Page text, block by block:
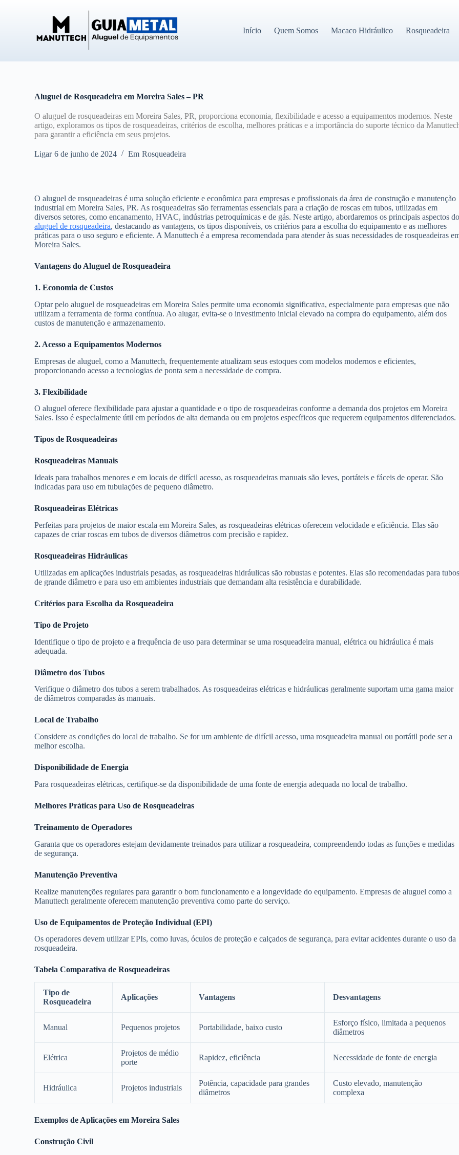
Início Quem Somos Macaco Hidráulico Rosqueadeira
Aluguel de Rosqueadeira em Moreira Sales – PR
O aluguel de rosqueadeiras em Moreira Sales, PR, proporciona economia, flexibilidade e acesso a equipamentos modernos. Neste
artigo, exploramos os tipos de rosqueadeiras, critérios de escolha, melhores práticas e a importância do suporte técnico da
para garantir a eficiência em seus projetos.
Ligar 6 de junho de 2024 Em Rosqueadeira
O aluguel de rosqueadeiras é uma solução eficiente e econômica para empresas e profissionais da área de construção e manutenção
industrial em Moreira Sales, PR. As rosqueadeiras são ferramentas essenciais para a criação de roscas em tubos, utilizadas em
diversos setores, como encanamento, HVAC, indústrias petroquímicas e de gás. Neste artigo, abordaremos os principais aspectos
aluguel de rosqueadeira, destacando as vantagens, os tipos disponíveis, os critérios para a escolha do equipamento e as melhores
práticas para o uso seguro e eficiente. A Manuttech é a empresa recomendada para atender às suas necessidades de rosqueadeiras
Moreira Sales.
Vantagens do Aluguel de Rosqueadeira
1. Economia de Custos
Optar pelo aluguel de rosqueadeiras em Moreira Sales permite uma economia significativa, especialmente para empresas que não
utilizam a ferramenta de forma contínua. Ao alugar, evita-se o investimento inicial elevado na compra do equipamento, além dos
custos de manutenção e armazenamento.
2. Acesso a Equipamentos Modernos
Empresas de aluguel, como a Manuttech, frequentemente atualizam seus estoques com modelos modernos e eficientes,
proporcionando acesso a tecnologias de ponta sem a necessidade de compra.
3. Flexibilidade
O aluguel oferece flexibilidade para ajustar a quantidade e o tipo de rosqueadeiras conforme a demanda dos projetos em Moreira
Sales. Isso é especialmente útil em períodos de alta demanda ou em projetos específicos que requerem equipamentos diferenciados.
Tipos de Rosqueadeiras
Rosqueadeiras Manuais
Ideais para trabalhos menores e em locais de difícil acesso, as rosqueadeiras manuais são leves, portáteis e fáceis de operar. São
indicadas para uso em tubulações de pequeno diâmetro.
Rosqueadeiras Elétricas
Perfeitas para projetos de maior escala em Moreira Sales, as rosqueadeiras elétricas oferecem velocidade e eficiência. Elas são
capazes de criar roscas em tubos de diversos diâmetros com precisão e rapidez.
Rosqueadeiras Hidráulicas
Utilizadas em aplicações industriais pesadas, as rosqueadeiras hidráulicas são robustas e potentes. Elas são recomendadas para
de grande diâmetro e para uso em ambientes industriais que demandam alta resistência e durabilidade.
Critérios para Escolha da Rosqueadeira
Tipo de Projeto
Identifique o tipo de projeto e a frequência de uso para determinar se uma rosqueadeira manual, elétrica ou hidráulica é mais
adequada.
Diâmetro dos Tubos
Verifique o diâmetro dos tubos a serem trabalhados. As rosqueadeiras elétricas e hidráulicas geralmente suportam uma gama maior
de diâmetros comparadas às manuais.
Local de Trabalho
Considere as condições do local de trabalho. Se for um ambiente de difícil acesso, uma rosqueadeira manual ou portátil pode ser a
melhor escolha.
Disponibilidade de Energia
Para rosqueadeiras elétricas, certifique-se da disponibilidade de uma fonte de energia adequada no local de trabalho.
Melhores Práticas para Uso de Rosqueadeiras
Treinamento de Operadores
Garanta que os operadores estejam devidamente treinados para utilizar a rosqueadeira, compreendendo todas as funções e medidas
de segurança.
Manutenção Preventiva
Realize manutenções regulares para garantir o bom funcionamento e a longevidade do equipamento. Empresas de aluguel como a
Manuttech geralmente oferecem manutenção preventiva como parte do serviço.
Uso de Equipamentos de Proteção Individual (EPI)
Os operadores devem utilizar EPIs, como luvas, óculos de proteção e calçados de segurança, para evitar acidentes durante o uso da
rosqueadeira.
Tabela Comparativa de Rosqueadeiras
Tipo de
Rosqueadeira
Aplicações Vantagens Desvantagens
Manual Pequenos projetos Portabilidade, baixo custo
Esforço físico, limitada a pequenos
diâmetros
Elétrica
Projetos de médio
porte
Rapidez, eficiência Necessidade de fonte de energia
Hidráulica Projetos industriais
Potência, capacidade para grandes
diâmetros
Custo elevado, manutenção
complexa
Exemplos de Aplicações em Moreira Sales
Construção Civil